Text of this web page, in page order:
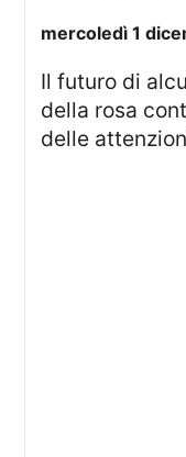
mercoledì 1
Il futuro di alcuni protagonisti chiave
della rosa
delle